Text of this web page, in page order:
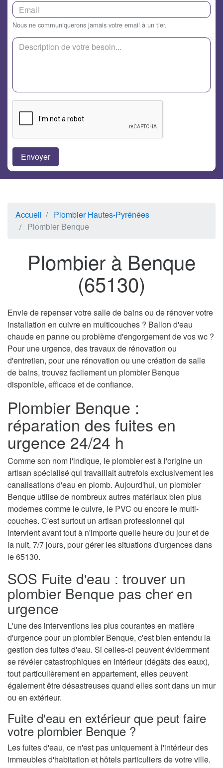
Nous ne communiquerons jamais votre email à un tier.
Accueil
Plombier Hautes-Pyrénées
Plombier Benque
Plombier à Benque
(65130)
Envie de repenser votre salle de bains ou de rénover votre
installation en cuivre en multicouches ? Ballon d'eau
chaude en panne ou problème d'engorgement de vos wc ?
Pour une urgence, des travaux de rénovation ou
d'entretien, pour une rénovation ou une création de salle
de bains, trouvez facilement un plombier Benque
disponible, efficace et de confiance.
Plombier Benque :
réparation des fuites en
urgence 24/24 h
Comme son nom l'indique, le plombier est à l'origine un
artisan spécialisé qui travaillait autrefois exclusivement les
canalisations d'eau en plomb. Aujourd'hui, un plombier
Benque utilise de nombreux autres matériaux bien plus
modernes comme le cuivre, le PVC ou encore le multi-
couches. C'est surtout un artisan professionnel qui
intervient avant tout à n'importe quelle heure du jour et de
la nuit, 7/7 jours, pour gérer les situations d'urgences dans
le 65130.
SOS Fuite d'eau : trouver un
plombier Benque pas cher en
urgence
L'une des interventions les plus courantes en matière
d'urgence pour un plombier Benque, c'est bien entendu la
gestion des fuites d'eau. Si celles-ci peuvent évidemment
se révéler catastrophiques en intérieur (dégâts des eaux),
tout particulièrement en appartement, elles peuvent
également être désastreuses quand elles sont dans un mur
ou en extérieur.
Fuite d'eau en extérieur que peut faire
votre plombier Benque ?
Les fuites d'eau, ce n'est pas uniquement à l'intérieur des
immeubles d'habitation et hôtels particuliers de votre ville.